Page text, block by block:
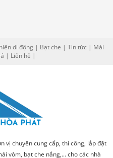
di động | Bạt che |Tin tức | Mái
| Liên hệ |
vị chuyên cung cấp, thi công, lắp đặt
vòm, bạt che nắng,... cho các nhà